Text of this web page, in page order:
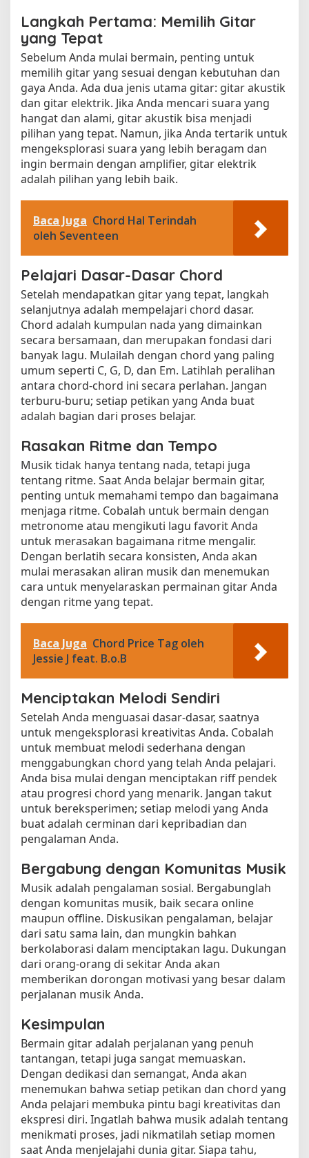
Langkah Pertama: Memilih Gitar
yang Tepat
Sebelum Anda mulai bermain, penting untuk
memilih gitar yang sesuai dengan kebutuhan dan
gaya Anda. Ada dua jenis utama gitar: gitar akustik
dan gitar elektrik. Jika Anda mencari suara yang
hangat dan alami, gitar akustik bisa menjadi
pilihan yang tepat. Namun, jika Anda tertarik untuk
mengeksplorasi suara yang lebih beragam dan
ingin bermain dengan amplifier, gitar elektrik
adalah pilihan yang lebih baik.
Baca Juga Chord Hal Terindah
oleh Seventeen
Pelajari Dasar-Dasar Chord
Setelah mendapatkan gitar yang tepat, langkah
selanjutnya adalah mempelajari chord dasar.
Chord adalah kumpulan nada yang dimainkan
secara bersamaan, dan merupakan fondasi dari
banyak lagu. Mulailah dengan chord yang paling
umum seperti C, G, D, dan Em. Latihlah peralihan
antara chord-chord ini secara perlahan. Jangan
terburu-buru; setiap petikan yang Anda buat
adalah bagian dari proses belajar.
Rasakan Ritme dan Tempo
Musik tidak hanya tentang nada, tetapi juga
tentang ritme. Saat Anda belajar bermain gitar,
penting untuk memahami tempo dan bagaimana
menjaga ritme. Cobalah untuk bermain dengan
metronome atau mengikuti lagu favorit Anda
untuk merasakan bagaimana ritme mengalir.
Dengan berlatih secara konsisten, Anda akan
mulai merasakan aliran musik dan menemukan
cara untuk menyelaraskan permainan gitar Anda
dengan ritme yang tepat.
Baca Juga Chord Price Tag oleh
Jessie J feat. B.o.B
Menciptakan Melodi Sendiri
Setelah Anda menguasai dasar-dasar, saatnya
untuk mengeksplorasi kreativitas Anda. Cobalah
untuk membuat melodi sederhana dengan
menggabungkan chord yang telah Anda pelajari.
Anda bisa mulai dengan menciptakan riff pendek
atau progresi chord yang menarik. Jangan takut
untuk bereksperimen; setiap melodi yang Anda
buat adalah cerminan dari kepribadian dan
pengalaman Anda.
Bergabung dengan Komunitas Musik
Musik adalah pengalaman sosial. Bergabunglah
dengan komunitas musik, baik secara online
maupun offline. Diskusikan pengalaman, belajar
dari satu sama lain, dan mungkin bahkan
berkolaborasi dalam menciptakan lagu. Dukungan
dari orang-orang di sekitar Anda akan
memberikan dorongan motivasi yang besar dalam
perjalanan musik Anda.
Kesimpulan
Bermain gitar adalah perjalanan yang penuh
tantangan, tetapi juga sangat memuaskan.
Dengan dedikasi dan semangat, Anda akan
menemukan bahwa setiap petikan dan chord yang
Anda pelajari membuka pintu bagi kreativitas dan
ekspresi diri. Ingatlah bahwa musik adalah tentang
menikmati proses, jadi nikmatilah setiap momen
saat Anda menjelajahi dunia gitar. Siapa tahu,